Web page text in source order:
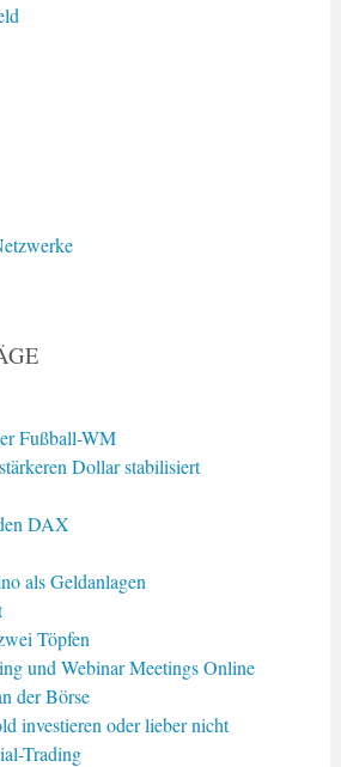
Fußball-WM
Dollar stabilisiert
DAX
als Geldanlagen
Töpfen
und Webinar Meetings Online
der Börse
investieren oder lieber nicht
Trading